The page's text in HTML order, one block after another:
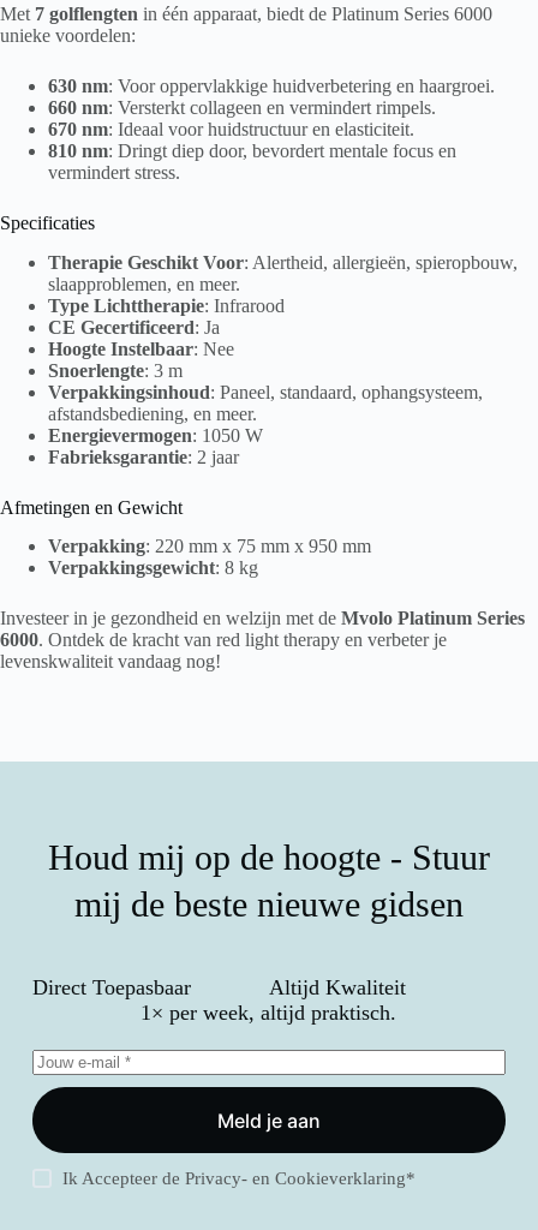
Met 7 golflengten in één apparaat, biedt de Platinum Series 6000
unieke voordelen:
630 nm: Voor oppervlakkige huidverbetering en haargroei.
660 nm: Versterkt collageen en vermindert rimpels.
670 nm: Ideaal voor huidstructuur en elasticiteit.
810 nm: Dringt diep door, bevordert mentale focus en
vermindert stress.
Specificaties
Therapie Geschikt Voor: Alertheid, allergieën, spieropbouw,
slaapproblemen, en meer.
Type Lichttherapie: Infrarood
CE Gecertificeerd: Ja
Hoogte Instelbaar: Nee
Snoerlengte: 3 m
Verpakkingsinhoud: Paneel, standaard, ophangsysteem,
afstandsbediening, en meer.
Energievermogen: 1050 W
Fabrieksgarantie: 2 jaar
Afmetingen en Gewicht
Verpakking: 220 mm x 75 mm x 950 mm
Verpakkingsgewicht: 8 kg
Investeer in je gezondheid en welzijn met de Mvolo Platinum Series
6000. Ontdek de kracht van red light therapy en verbeter je
levenskwaliteit vandaag nog!
Houd mij op de hoogte - Stuur
mij de beste nieuwe gidsen
Direct Toepasbaar
Altijd Kwaliteit
1× per week, altijd praktisch.
Meld je aan
Ik Accepteer dePrivacy- en Cookieverklaring*